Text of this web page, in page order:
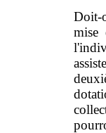
Doit-
mise